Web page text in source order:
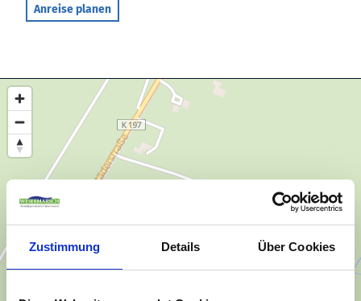
Zustimmung Details Über Cookies
Anreise planen